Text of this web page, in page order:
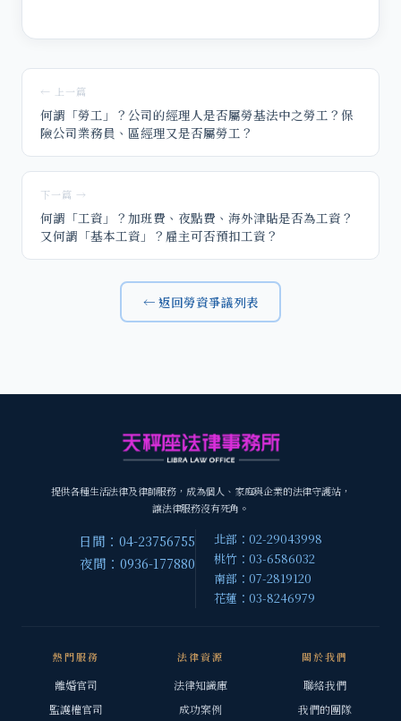
← 上一篇
何謂「勞工」？公司的經理人是否屬勞基法中之勞工？保
險公司業務員、區經理又是否屬勞工？
下一篇 →
何謂「工資」？加班費、夜點費、海外津貼是否為工資？
又何謂「基本工資」？雇主可否預扣工資？
← 返回勞資爭議列表
提供各種生活法律及律師服務，成為個人、家庭與企業的法律守護站，
讓法律服務沒有死角。
日間：04-23756755
夜間：0936-177880
北部：02-29043998
桃竹：03-6586032
南部：07-2819120
花蓮：03-8246979
熱門服務
離婚官司
監護權官司
法律資源
法律知識庫
成功案例
關於我們
聯絡我們
我們的團隊